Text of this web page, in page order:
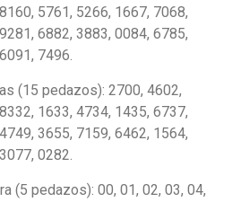
5761, 5266, 1667, 7068,
6882, 3883, 0084, 6785,
7496.
(15 pedazos): 2700, 4602,
1633, 4734, 1435, 6737,
3655, 7159, 6462, 1564,
0282.
(5 pedazos): 00, 01, 02, 03, 04,